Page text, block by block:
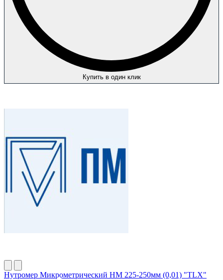
Купить в один клик
Нутромер Микрометрический НМ 225-250мм (0,01) "TLX"